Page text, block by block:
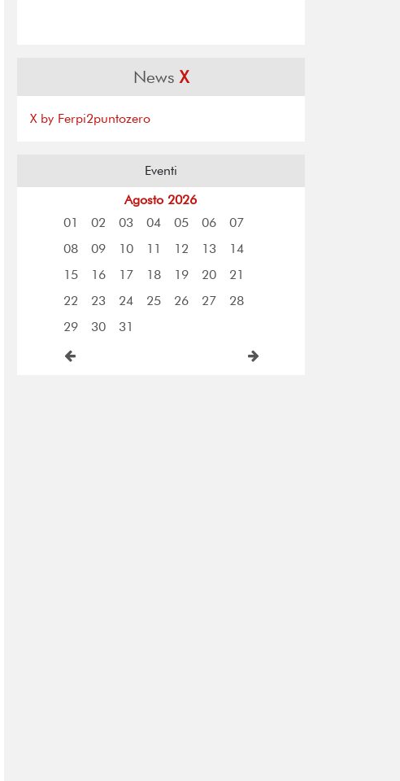
NewsX
X by Ferpi2puntozero
Eventi
Agosto 2026
01
02 03 04 05 06
07
08
09 10 11 12 13
14
15
16 17 18 19 20
21
22
23 24 25 26 27
28
29
30 31